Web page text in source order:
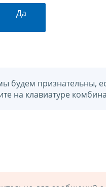
Да
будем признательны,
на клавиатуре